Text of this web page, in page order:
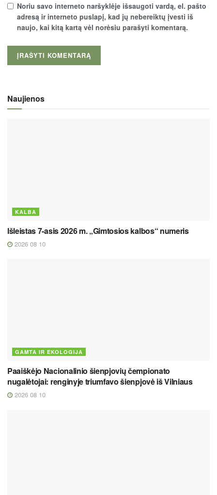
Noriu savo interneto naršyklėje išsaugoti vardą, el. pašto
adresą ir interneto puslapį, kad jų nebereiktų įvesti iš
naujo, kai kitą kartą vėl norėsiu parašyti komentarą.
Naujienos
KALBA
Išleistas 7-asis 2026 m. „Gimtosios kalbos“ numeris
2026 08 10
GAMTA IR EKOLOGIJA
Paaiškėjo Nacionalinio šienpjovių čempionato
nugalėtojai: renginyje triumfavo šienpjovė iš Vilniaus
2026 08 10